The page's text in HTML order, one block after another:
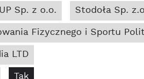
Sp. z o.o.
Stodoła Sp.
Fizycznego i Sportu
LTD